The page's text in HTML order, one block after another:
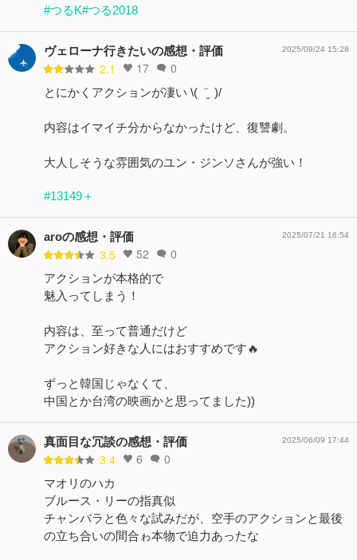
#つるK#つる2018
ヴェローナ行きたいの感想・評価
2.1 17 0
2025/09/24 15:28
とにかくアクションが凄い \( ¨̮ )/
内容はイマイチ分からなかったけど、復讐劇。
大人しそうな雰囲気のユン・ジンソさんが強い！
#13149＋
aroの感想・評価
3.5 52 0
2025/07/21 16:54
アクションが本格的で
魅入ってしまう！
内容は、至って普通だけど
アクション好きな人にはおすすめです🔥
ずっと韓国じゃなくて、
中国とか台湾の映画かと思ってました))
真面目な冗談の感想・評価
3.4 6 0
2025/06/09 17:44
マオリのハカ
ブルース・リーの指真似
チャンバラと色々な試みだが、空手のアクションと最後
の立ち合いの間合ゎ本物で迫力あったな